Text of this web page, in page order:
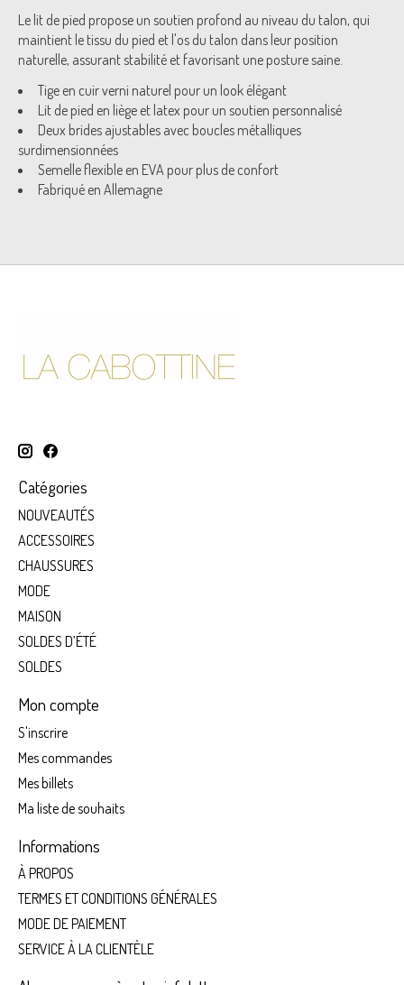
Le lit de pied propose un soutien profond au niveau du talon, qui
maintient le tissu du pied et l'os du talon dans leur position
naturelle, assurant stabilité et favorisant une posture saine.
Tige en cuir verni naturel pour un look élégant
Lit de pied en liège et latex pour un soutien personnalisé
Deux brides ajustables avec boucles métalliques
surdimensionnées
Semelle flexible en EVA pour plus de confort
Fabriqué en Allemagne
Catégories
NOUVEAUTÉS
ACCESSOIRES
CHAUSSURES
MODE
MAISON
SOLDES D’ÉTÉ
SOLDES
Mon compte
S'inscrire
Mes commandes
Mes billets
Ma liste de souhaits
Informations
À PROPOS
TERMES ET CONDITIONS GÉNÉRALES
MODE DE PAIEMENT
SERVICE À LA CLIENTÈLE